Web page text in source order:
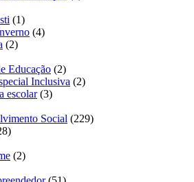
(1)
(4)
(2)
Educação (2)
Inclusiva (2)
escolar(3)
Social (229)
(2)